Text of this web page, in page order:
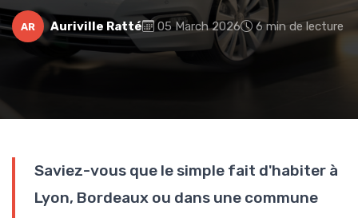
AR Auriville Ratté 05 March 2026 6 min de lecture
Saviez-vous que le simple fait d'habiter à
Lyon, Bordeaux ou dans une commune